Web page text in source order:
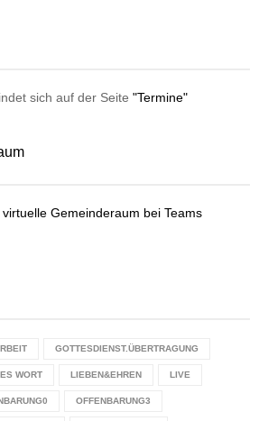
sich auf der Seite "Termine"
Gemeinderaum bei Teams
GOTTESDIENST.ÜBERTRAGUNG
WORT LIEBEN&EHREN LIVE
OFFENBARUNG3